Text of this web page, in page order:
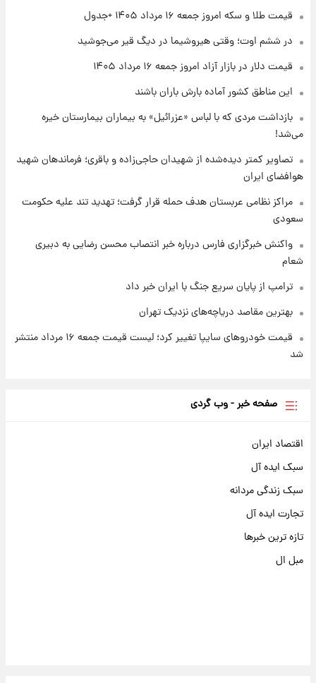
۱ روز پیش
امروز پنجشنبه ۱۵ مرداد ۱۴۰۵ +جدول
قیمت طلا و سکه امروز پنجشنبه ۱۵ مرداد ۱۴۰۵
شارژ جدید کالابرگ برای سه دهک؛ جزئیات اعلام
قیمت طلا و سکه امروز جمعه ۱۶ مرداد ۱۴۰۵ +جدول
در ششم اوت؛ وقتی هیروشیما در دیگ قیر می‌جوشید
قیمت دلار در بازار آزاد امروز جمعه ۱۶ مرداد ۱۴۰۵
این مناطق کشور آماده بارش باران باشند
بازداشت مردی که با لباس «عزرائیل» به بیماران بیمارستان خیره
می‌شد!
تصاویر کمتر دیده‌شده از شهیدان حاجی‌زاده و باقری؛ فرماندهان شهید
هوافضای ایران
مراکز نظامی عربستان هدف حمله قرار گرفت؛ تهدید تند علیه حکومت
سعودی
واکنش خبرگزاری فارس درباره خبر انتصاب محسن رضایی به دبیری
شعام
ترامپ از پایان سریع جنگ با ایران خبر داد
بهترین مقاصد دریاچه‌های نزدیک تهران
قیمت خودروهای سایپا تغییر کرد؛ لیست قیمت جمعه ۱۶ مرداد منتشر
شد
صفحه خبر - وب گردی
اقتصاد ایران
سبک ایده آل
سبک زندگی مردانه
تجارت ایده آل
تازه ترین خبرها
مبل ال